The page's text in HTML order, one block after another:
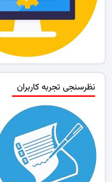
نظرسنجی تجربه کاربران